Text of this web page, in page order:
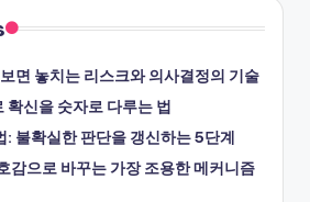
면 놓치는 리스크와 의사결정의 기술
확신을 숫자로 다루는 법
: 불확실한 판단을 갱신하는 5단계
감으로 바꾸는 가장 조용한 메커니즘